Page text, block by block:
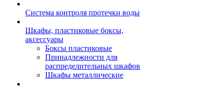
Система контроля протечки воды
Шкафы, пластиковые боксы,
аксессуары
Боксы пластиковые
Принадлежности для
распределительных шкафов
Шкафы металлические